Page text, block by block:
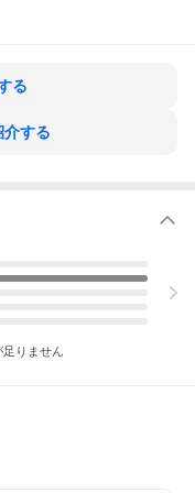
画像がない色見本につ
3193
モイスチャライジング マ
る
介する
りません